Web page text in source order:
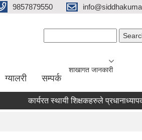
9857879550
ग्यालरी सम्पर्क
शाखागत जानकारी
कार्यरत स्थायी शिक्षकहरुले प्रधानाध्यापक